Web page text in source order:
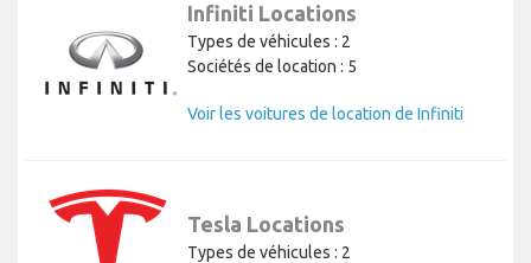
Infiniti Locations
Types de véhicules : 2
Sociétés de location : 5
Voir les voitures de location de Infiniti
Tesla Locations
Types de véhicules : 2